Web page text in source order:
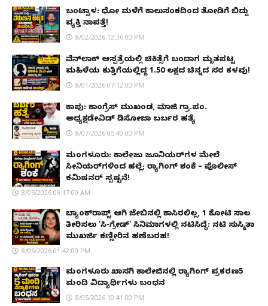
ಬಂಟ್ವಾಳ: ಧೋ ಮಳೆಗೆ ಕಾಲುಸಂಕದಿಂದ ತೋಡಿಗೆ ಬಿದ್ದು
ವ್ಯಕ್ತಿ ನಾಪತ್ತೆ!
8/02/2026 12:36:00 PM
ವೆನ್‌ಲಾಕ್ ಆಸ್ಪತ್ರೆಯಲ್ಲಿ ಚಿಕಿತ್ಸೆಗೆ ಬಂದಾಗ ಮೃತಪಟ್ಟ
ಮಹಿಳೆಯ ಕುತ್ತಿಗೆಯಲ್ಲಿದ್ದ ₹1.50 ಲಕ್ಷದ ಚಿನ್ನದ ಸರ ಕಳವು!
8/01/2026 07:12:00 PM
ಕಾಪು: ಕಾಂಗ್ರೆಸ್ ಮುಖಂಡ, ಮಾಜಿ ಗ್ರಾ.ಪಂ.
ಅಧ್ಯಕ್ಷಡೇವಿಡ್ ಡಿಸೋಜಾ ಬರ್ಬರ ಹತ್ಯೆ
8/07/2026 05:40:00 PM
ಮಂಗಳೂರು: ಕಾಲೇಜು ಜೂನಿಯರ್‌ಗಳ ಮೇಲೆ
ಸೀನಿಯರ್‌ಗಳಿಂದ ಹಲ್ಲೆ; ರ‌್ಯಾಗಿಂಗ್ ಶಂಕೆ – ಪೊಲೀಸ್
ಕಮಿಷನರ್ ಸ್ಪಷ್ಟನೆ!
8/05/2026 09:17:00 AM
ಬ್ಯಾಂಕ್‌ರಾಪ್ಟ್‌ ಆಗಿ ಜೇಬಿನಲ್ಲಿ ಕಾಸಿರಲಿಲ್ಲ, ₹1 ಕೋಟಿ ಸಾಲ
ತೀರಿಸಲು 'ಸಿ-ಗ್ರೇಡ್' ಸಿನಿಮಾಗಳಲ್ಲಿ ನಟಿಸಿದ್ದೆ: ನಟಿ ಸುಸ್ಮಿತಾ
ಮುಖರ್ಜಿ ಕಣ್ಣೀರಿನ ಹಣೆಬರಹ!
8/06/2026 01:42:00 PM
ಮಂಗಳೂರು ಖಾಸಗಿ ಕಾಲೇಜಿನಲ್ಲಿ ರ‌್ಯಾಗಿಂಗ್ ಪ್ರಕರಣ5
ಮಂದಿ ವಿದ್ಯಾರ್ಥಿಗಳು ಬಂಧನ
8/05/2026 10:41:00 PM